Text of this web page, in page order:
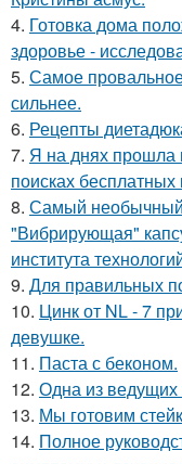
4. Готовка дома
здоровье -
5. Самое
сильнее.
6. Рецепты
7. Я на днях прошла
поисках
8. Самый необычный
"Вибрирующая"
института
9. Для правильных
10. Цинк от NL - 7
девушке.
11. Паста с беконом.
12. Одна из ведущих
13. Мы готовим
14. Полное